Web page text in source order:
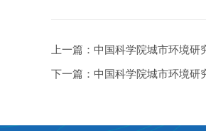
上一篇： 中国科学院城市环境研
下一篇： 中国科学院城市环境研